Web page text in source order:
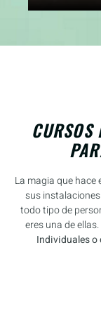
La magia que hace
sus
todo tipo de
eres una de ellas.
Individuales o